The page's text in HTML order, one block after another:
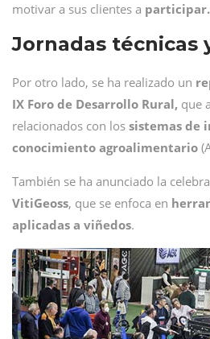
motivar a sus clientes a participar.
Jornadas técnicas
Por otro lado, se ha realizado un
IX Foro de Desarrollo Rural, que
relacionados con los sistemas de
conocimiento agroalimentario
También se ha anunciado la
VitiGeoss, que se enfoca en
aplicadas a viñedos.